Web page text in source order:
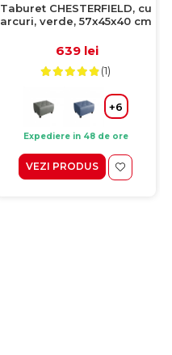
Taburet CHESTERFIELD, cu
arcuri, verde, 57x45x40 cm
639 lei
(1)
+6
Expediere in 48 de ore
VEZI PRODUS